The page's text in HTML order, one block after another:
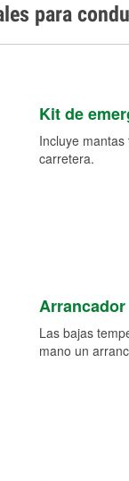
para
Kit de
Incluye
carretera.
Las bajas
mano un